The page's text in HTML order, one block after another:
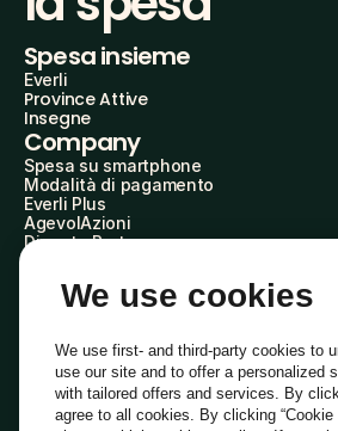
Spesa insieme
Everli
Province Attive
Insegne
Company
Spesa su smartphone
Modalità di pagamento
Everli Plus
AgevolAzioni
Diventa Partner
Everli Shoppers
About Us
Everli News
Domande frequenti
Lavora con noi
Diventa Shopper
Investitori
We use cookies
We use first- and third-party cookies to
use our site and to offer a personalized
with tailored offers and services. By
agree to all cookies. By clicking